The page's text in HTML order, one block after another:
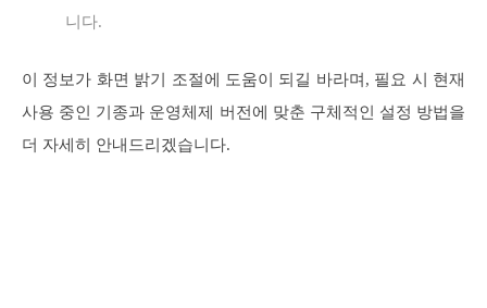
니다.
이 정보가 화면 밝기 조절에 도움이 되길 바라며, 필요 시 현재
사용 중인 기종과 운영체제 버전에 맞춘 구체적인 설정 방법을
더 자세히 안내드리겠습니다.